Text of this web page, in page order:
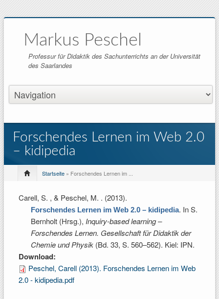
Markus Peschel
Professur für Didaktik des Sachunterrichts an der Universität
des Saarlandes
Forschendes Lernen im Web 2.0
– kidipedia
Startseite » Forschendes Lernen im ...
Carell, S. , & Peschel, M. . (2013).
Forschendes Lernen im Web 2.0 – kidipedia. InS.
Bernholt (Hrsg.), Inquiry-based learning –
Forschendes Lernen. Gesellschaft für Didaktik der
Chemie und Physik (Bd. 33, S. 560–562). Kiel: IPN.
Download:
Peschel, Carell (2013). Forschendes Lernen im Web
2.0 - kidipedia.pdf